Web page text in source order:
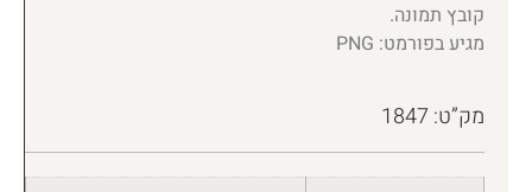
קובץ תמונה.
מגיע בפורמט: PNG
מק”ט: 1847